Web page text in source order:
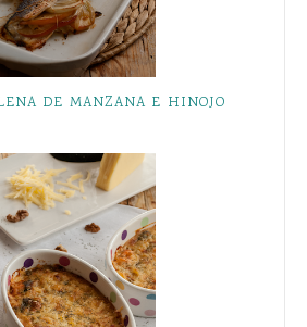
DE MANZANA E HINOJO